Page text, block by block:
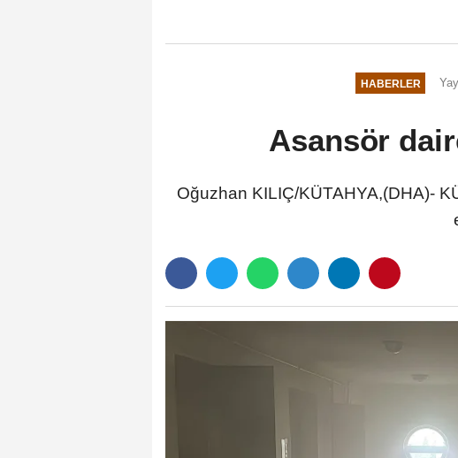
HABERLER
Asansör
Oğuzhan KILIÇ/KÜTAHYA,(DHA)-